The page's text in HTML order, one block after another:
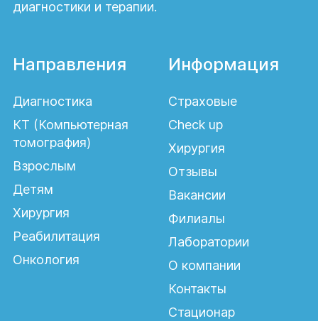
диагностики и терапии.
Направления
Диагностика
КТ (Компьютерная
томография)
Взрослым
Детям
Хирургия
Реабилитация
Онкология
Информация
Страховые
Check up
Хирургия
Отзывы
Вакансии
Филиалы
Лаборатории
О компании
Контакты
Стационар